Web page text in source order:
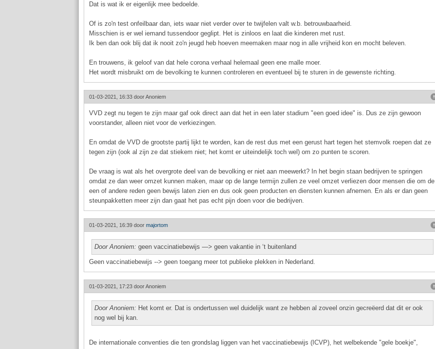
Dat is wat ik er eigenlijk mee bedoelde.
Of is zo'n test onfeilbaar dan, iets waar niet verder over te twijfelen valt w.b. betrouwbaarheid.
Misschien is er wel iemand tussendoor geglipt. Het is zinloos en laat die kinderen met rust.
Ik ben dan ook blij dat ik nooit zo'n jeugd heb hoeven meemaken maar nog in alle vrijheid kon en mocht beleven.
En trouwens, ik geloof van dat hele corona verhaal helemaal geen ene malle moer.
Het wordt misbruikt om de bevolking te kunnen controleren en eventueel bij te sturen in de gewenste richting.
01-03-2021, 16:33 doorAnoniem
VVD zegt nu tegen te zijn maar gaf ook direct aan dat het in een later stadium "een goed idee" is. Dus ze zijn gewoon
voorstander, alleen niet voor de verkiezingen.
En omdat de VVD de grootste partij lijkt te worden, kan de rest dus met een gerust hart tegen het stemvolk roepen dat ze
tegen zijn (ook al zijn ze dat stiekem niet; het komt er uiteindelijk toch wel) om zo punten te scoren.
De vraag is wat als het overgrote deel van de bevolking er niet aan meewerkt? In het begin staan bedrijven te springen
omdat ze dan weer omzet kunnen maken, maar op de lange termijn zullen ze veel omzet verliezen door mensen die om de
een of andere reden geen bewijs laten zien en dus ook geen producten en diensten kunnen afnemen. En als er dan geen
steunpakketten meer zijn dan gaat het pas echt pijn doen voor die bedrijven.
01-03-2021, 16:39 door majortom
Door Anoniem: geen vaccinatiebewijs —> geen vakantie in ‘t buitenland
Geen vaccinatiebewijs --> geen toegang meer tot publieke plekken in Nederland.
01-03-2021, 17:23 doorAnoniem
Door Anoniem: Het komt er. Dat is ondertussen wel duidelijk want ze hebben al zoveel onzin gecreëerd dat dit er ook
nog wel bij kan.
De internationale conventies die ten grondslag liggen van het vaccinatiebewijs (ICVP), het welbekende "gele boekje",